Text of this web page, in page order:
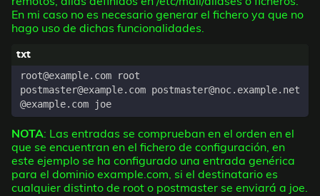
En mi caso no es necesario generar el fichero ya que no
hago uso de dichas funcionalidades.
NOTA: Las entradas se comprueban en el orden en el
que se encuentran en el fichero de configuración, en
este ejemplo se ha configurado una entrada genérica
para el dominio example.com, si el destinatario es
cualquier distinto de root o postmaster se enviará a joe.